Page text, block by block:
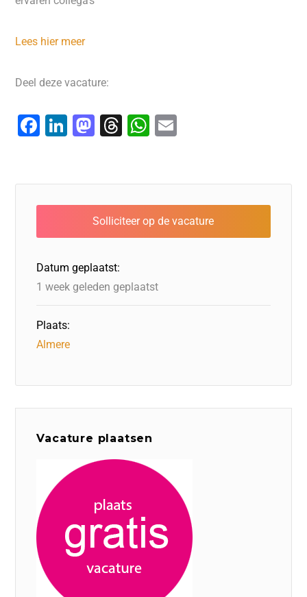
Lees hier meer
Deel deze vacature:
F
e
b
o
o
k
Li
e
dI
n
M
o
d
o
n
T
a
d
s
W
s
A
p
l
Datum geplaatst:
1 week geleden geplaatst
Plaats:
Almere
Vacature plaatsen